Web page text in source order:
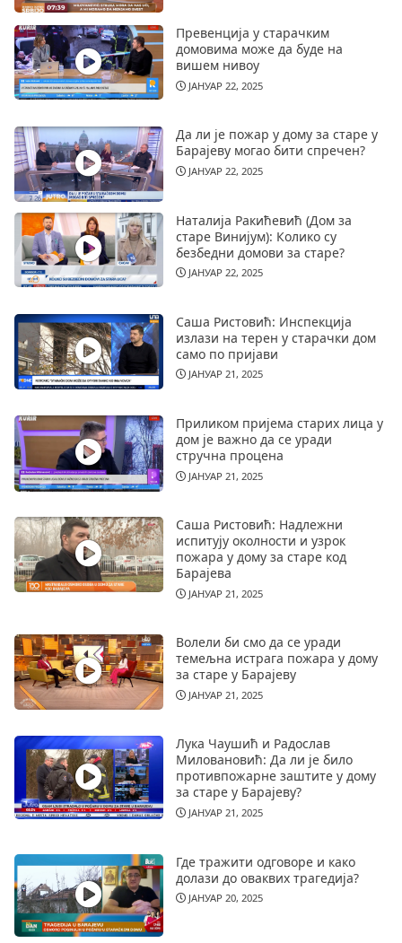
Превенција у старачким
домовима може да буде на
вишем нивоу
ЈАНУАР 22, 2025
Да ли је пожар у дому за старе у
Барајеву могао бити спречен?
ЈАНУАР 22, 2025
Наталија Ракићевић (Дом за
старе Винијум): Колико су
безбедни домови за старе?
ЈАНУАР 22, 2025
Саша Ристовић: Инспекција
излази на терен у старачки дом
само по пријави
ЈАНУАР 21, 2025
Приликом пријема старих лица у
дом је важно да се уради
стручна процена
ЈАНУАР 21, 2025
Саша Ристовић: Надлежни
испитују околности и узрок
пожара у дому за старе код
Барајева
ЈАНУАР 21, 2025
Волели би смо да се уради
темељна истрага пожара у дому
за старе у Барајеву
ЈАНУАР 21, 2025
Лука Чаушић и Радослав
Миловановић: Да ли је било
противпожарне заштите у дому
за старе у Барајеву?
ЈАНУАР 21, 2025
Где тражити одговоре и како
долази до оваквих трагедија?
ЈАНУАР 20, 2025